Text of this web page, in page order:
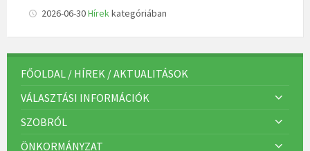
2026-06-30Hírekkategóriában
FŐOLDAL / HÍREK / AKTUALITÁSOK
VÁLASZTÁSI INFORMÁCIÓK
SZOBRÓL
ÖNKORMÁNYZAT